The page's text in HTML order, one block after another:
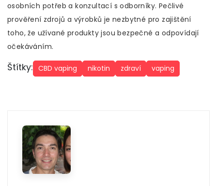
osobních potřeb a konzultací s odborníky. Pečlivé
prověření zdrojů a výrobků je nezbytné pro zajištění
toho, že užívané produkty jsou bezpečné a odpovídají
očekáváním.
Štítky: CBD vaping nikotin zdraví vaping